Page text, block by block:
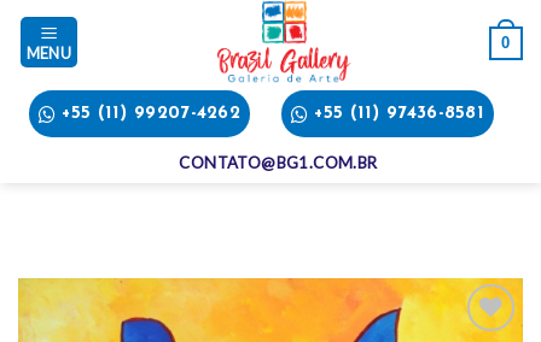
Skip
content
0
+55 (11) 99207-4262 +55 (11) 97436-8581
CONTATO@BG1.COM.BR